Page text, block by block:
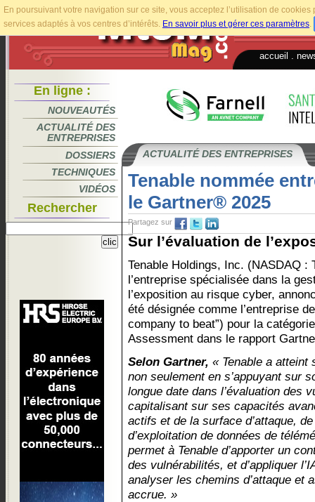
En poursuivant votre navigation sur ce site, vous acceptez l’utilisation de
services adaptés à vos centres d’intérêts. En savoir plus et gérer ces paramètres.
accueil
En ligne :
NOUVEAUTÉS
ACTUALITÉ DES
ENTREPRISES
DOSSIERS
TECHNIQUES
VIDÉOS
Rechercher
ACTUALITÉ DES ENTREPRISES
Tenable nommée
le Gartner® 2025
Partagez sur
Sur l’évaluation de
Tenable Holdings, Inc. (NASDAQ :
l’entreprise spécialisée dans la
l’exposition au risque cyber,
été désignée comme l’entreprise
company to beat”) pour la
Assessment dans le rapport
Selon Gartner, « Tenable a atteint
non seulement en s’appuyant sur
longue date dans l’évaluation des
capitalisant sur ses capacités
actifs et de la surface d’attaque,
d’exploitation de données de
permet à Tenable d’apporter un
des vulnérabilités, et d’appliquer
analyser les chemins d’attaque et
accrue. »